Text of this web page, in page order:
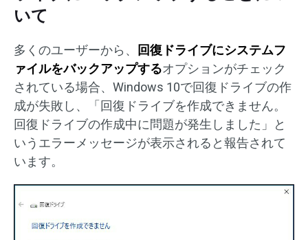
いて
多くのユーザーから、
回復ドライブにシステムフ
ァイルをバックアップするオプションがチェック
されている場合、Windows 10で回復ドライブの作
成が失敗し、「回復ドライブを作成できません。
回復ドライブの作成中に問題が発生しました」と
いうエラーメッセージが表示されると報告されて
います。